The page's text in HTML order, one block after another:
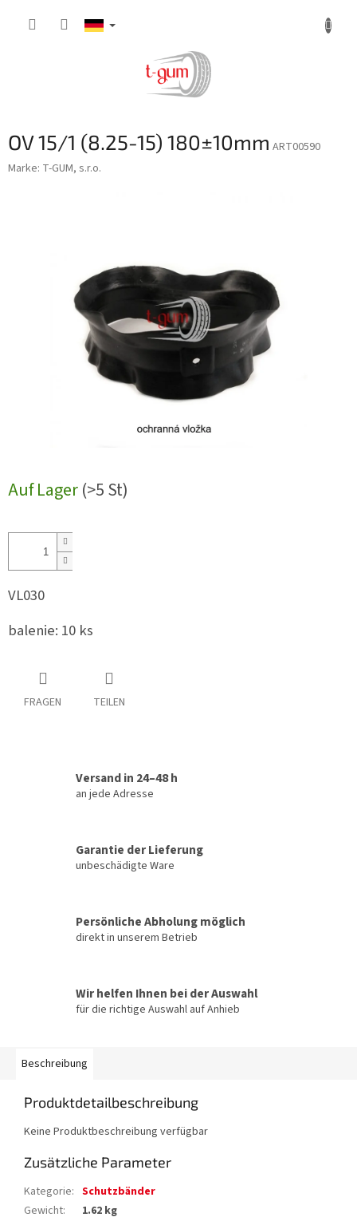
OV 15/1 (8.25-15) 180±10mm ART00590
Marke: T-GUM, s.r.o.
Auf Lager(>5 St)
VL030
balenie: 10 ks
FRAGEN TEILEN
Versand in 24–48 h
an jede Adresse
Garantie der Lieferung
unbeschädigte Ware
Persönliche Abholung möglich
direkt in unserem Betrieb
Wir helfen Ihnen bei der Auswahl
für die richtige Auswahl auf Anhieb
Beschreibung
Produktdetailbeschreibung
Keine Produktbeschreibung verfügbar
Zusätzliche Parameter
Kategorie: Schutzbänder
Gewicht:
1.62 kg